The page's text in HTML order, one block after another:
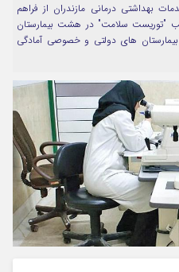
بهداشتی درمانی مازندران از فراهم
"توریست سلامت" در هشت بیمارستان
های دولتی و خصوصی آمادگی